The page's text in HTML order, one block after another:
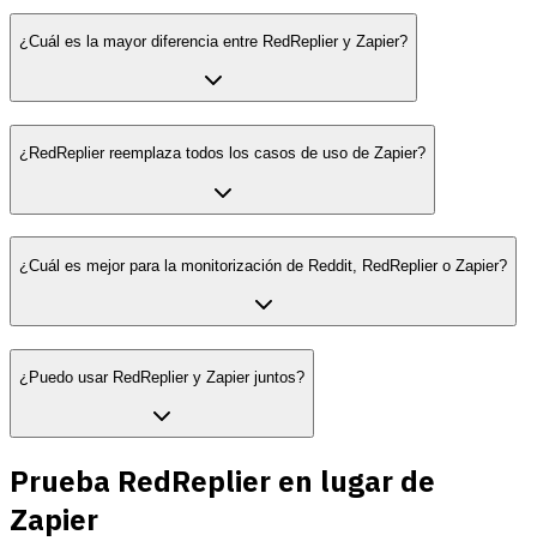
¿Cuál es la mayor diferencia entre RedReplier y Zapier?
¿RedReplier reemplaza todos los casos de uso de Zapier?
¿Cuál es mejor para la monitorización de Reddit, RedReplier o Zapier?
¿Puedo usar RedReplier y Zapier juntos?
Prueba RedReplier en lugar de
Zapier